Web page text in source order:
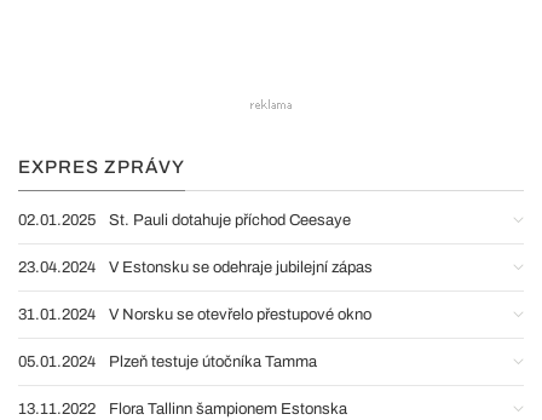
EXPRES ZPRÁVY
02.01.2025 St. Pauli dotahuje příchod Ceesaye
23.04.2024 V Estonsku se odehraje jubilejní zápas
31.01.2024 V Norsku se otevřelo přestupové okno
05.01.2024 Plzeň testuje útočníka Tamma
13.11.2022 Flora Tallinn šampionem Estonska